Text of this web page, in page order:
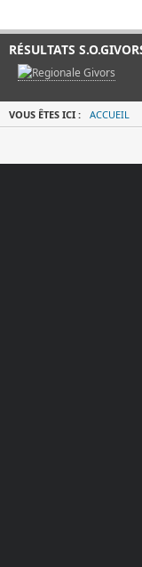
RÉSULTATS
VOUS ÊTES ICI : ACCUEIL